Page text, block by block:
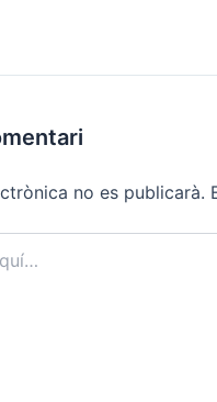
no es publicarà.